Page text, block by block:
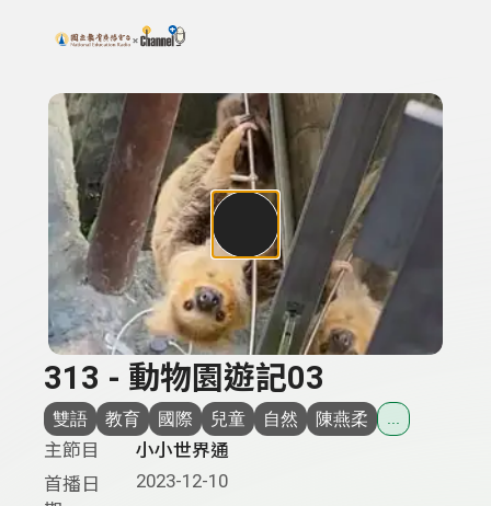
上方功能區塊
搜尋關鍵字：可輸入節目名稱、主持人或關鍵字
313 - 動物園遊記03
雙語 教育 國際 兒童 自然 陳燕柔
主節目
小小世界通
首播日
2023-12-10